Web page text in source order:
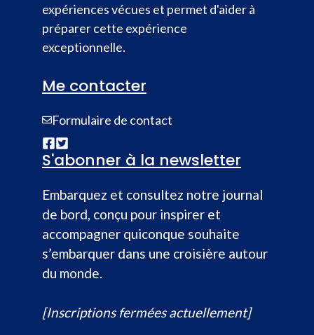
expériences vécues et permet d'aider à
préparer cette expérience
exceptionnelle.
Me contacter
Formulaire de contact
S'abonner à la newsletter
Embarquez et consultez notre journal
de bord, conçu pour inspirer et
accompagner quiconque souhaite
s’embarquer dans une croisière autour
du monde.
[Inscriptions fermées actuellement]